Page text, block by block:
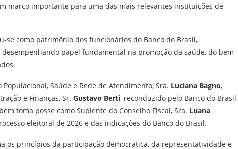
marco importante para uma das mais relevantes instituições de
se como patrimônio dos funcionários do Banco do Brasil,
papel fundamental na promoção da saúde, do bem-
Saúde e Rede de Atendimento, Sra. Luciana Bagno,
e Finanças, Sr. Gustavo Berti, reconduzido pelo Banco do Brasil,
toma posse como Suplente do Conselho Fiscal, Sra. Luana
eleitoral de 2026 e das indicações do Banco do Brasil.
os princípios da participação democrática, da representatividade e